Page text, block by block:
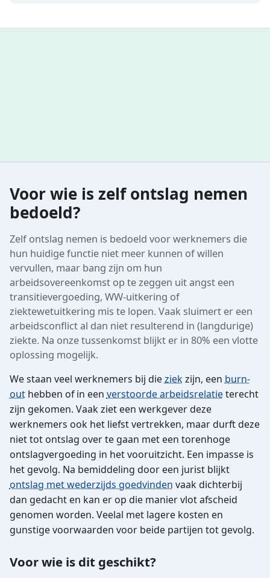
Voor wie is zelf ontslag nemen
bedoeld?
Zelf ontslag nemen is bedoeld voor werknemers die
hun huidige functie niet meer kunnen of willen
vervullen, maar bang zijn om hun
arbeidsovereenkomst op te zeggen uit angst een
transitievergoeding, WW-uitkering of
ziektewetuitkering mis te lopen. Vaak sluimert er een
arbeidsconflict al dan niet resulterend in (langdurige)
ziekte. Na onze tussenkomst blijkt er in 80% een vlotte
oplossing mogelijk.
We staan veel werknemers bij dieziek zijn, een burn-
outhebben of in een verstoorde arbeidsrelatieterecht
zijn gekomen. Vaak ziet een werkgever deze
werknemers ook het liefst vertrekken, maar durft deze
niet tot ontslag over te gaan met een torenhoge
ontslagvergoeding in het vooruitzicht. Een impasse is
het gevolg. Na bemiddeling door een jurist blijkt
ontslag met wederzijds goedvinden vaak dichterbij
dan gedacht en kan er op die manier vlot afscheid
genomen worden. Veelal met lagere kosten en
gunstige voorwaarden voor beide partijen tot gevolg.
Voor wie is dit geschikt?